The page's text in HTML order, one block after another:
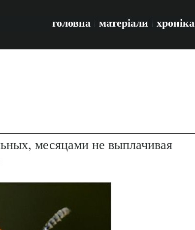
головна матеріали хроніка
месяцами не выплачивая